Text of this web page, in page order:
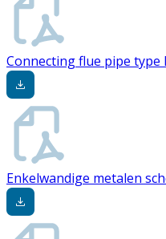
Connecting flue pipe type
Enkelwandige metalen